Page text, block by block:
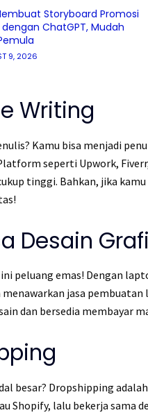
Storyboard Promosi
dengan ChatGPT, Mudah
9, 2026
Writing
Kamu bisa menjadi
seperti Upwork,
tinggi. Bahkan, jika
Desain
peluang emas! Dengan
menawarkan jasa
dan bersedia membayar
besar? Dropshipping
Shopify, lalu bekerja sama